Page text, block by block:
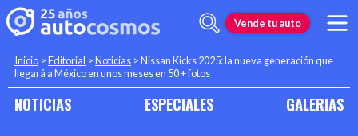
Vende tu auto
Inicio >Editorial >Noticias >Nissan Kicks 2025: la nueva generación que
llegará a México en unos meses en 50 + fotos
NOTICIAS ESPECIALES GALERIAS